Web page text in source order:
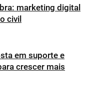
marketing digital
civil
em suporte e
crescer mais